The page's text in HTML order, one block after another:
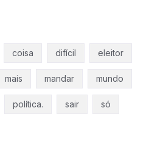
coisa difícil eleitor
mais mandar mundo
política. sair só